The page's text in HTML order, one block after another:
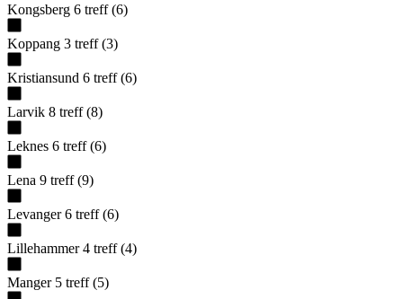
Kongsberg 6 treff (6)
Koppang 3 treff (3)
Kristiansund 6 treff (6)
Larvik 8 treff (8)
Leknes 6 treff (6)
Lena 9 treff (9)
Levanger 6 treff (6)
Lillehammer 4 treff (4)
Manger 5 treff (5)